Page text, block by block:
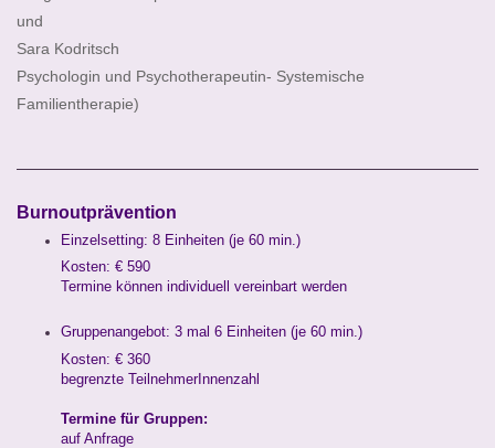
und
Sara Kodritsch
Psychologin und Psychotherapeutin- Systemische
Familientherapie)
Burnoutprävention
Einzelsetting: 8 Einheiten (je 60 min.)
Kosten: € 590
Termine können individuell vereinbart werden
Gruppenangebot: 3 mal 6 Einheiten (je 60 min.)
Kosten: € 360
begrenzte TeilnehmerInnenzahl
Termine für Gruppen:
auf Anfrage